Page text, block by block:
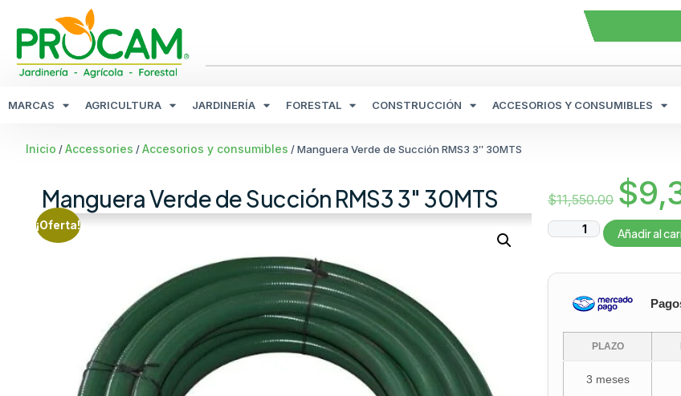
MARCAS AGRICULTURA JARDINERÍA FORESTAL CONSTRUCCIÓN ACCESORIOS Y CONSUMIBLES
Inicio /Accessories /Accesorios y consumibles / Manguera Verde de Succión RMS3 3″ 30MTS
Manguera Verde de Succión RMS3 3″ 30MTS
¡Oferta!
$11,550.00 $
Añadir al
PLAZO
3 meses